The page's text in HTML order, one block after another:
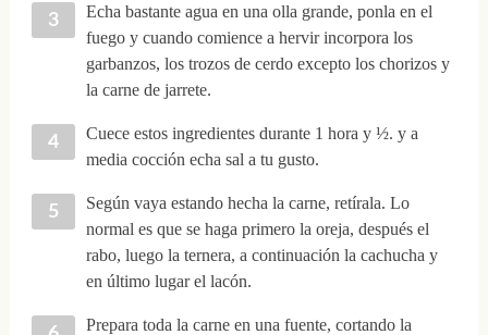
Echa bastante agua en una olla grande, ponla en el
fuego y cuando comience a hervir incorpora los
garbanzos, los trozos de cerdo excepto los chorizos y
la carne de jarrete.
Cuece estos ingredientes durante 1 hora y ½. y a
media cocción echa sal a tu gusto.
Según vaya estando hecha la carne, retírala. Lo
normal es que se haga primero la oreja, después el
rabo, luego la ternera, a continuación la cachucha y
en último lugar el lacón.
Prepara toda la carne en una fuente, cortando la